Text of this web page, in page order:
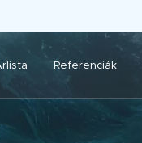
Referenciák